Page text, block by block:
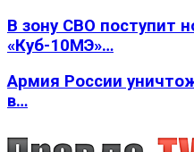
В зону СВО поступит
«Куб-10МЭ»…
Армия России
в…